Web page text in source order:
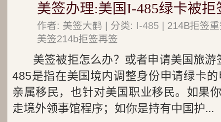
美签办理:美国I-485绿卡被拒
作者: 美签大鹤 | 分类: I-485 | 214B拒签
美签214b拒签再签
美签被拒怎么办？或者申请美国旅
485是指在美国境内调整身份申请绿卡
亲属移民，也针对美国职业移民。如果
走境外领事馆程序；如你是持有中国护...